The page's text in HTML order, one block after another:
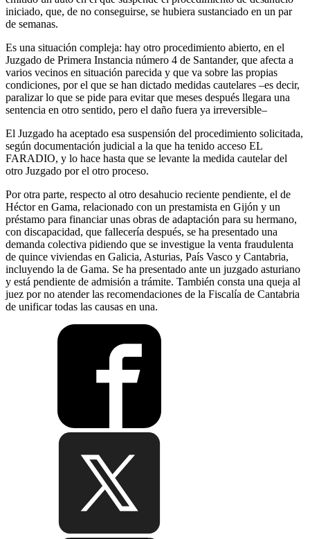
iniciado, que, de no conseguirse, se hubiera sustanciado en un par
de semanas.
Es una situación compleja: hay otro procedimiento abierto, en el
Juzgado de Primera Instancia número 4 de Santander, que afecta a
varios vecinos en situación parecida y que va sobre las propias
condiciones, por el que se han dictado medidas cautelares –es decir,
paralizar lo que se pide para evitar que meses después llegara una
sentencia en otro sentido, pero el daño fuera ya irreversible–
El Juzgado ha aceptado esa suspensión del procedimiento solicitada,
según documentación judicial a la que ha tenido acceso EL
FARADIO, y lo hace hasta que se levante la medida cautelar del
otro Juzgado por el otro proceso.
Por otra parte, respecto al otro desahucio reciente pendiente, el de
Héctor en Gama, relacionado con un prestamista en Gijón y un
préstamo para financiar unas obras de adaptación para su hermano,
con discapacidad, que fallecería después, se ha presentado una
demanda colectiva pidiendo que se investigue la venta fraudulenta
de quince viviendas en Galicia, Asturias, País Vasco y Cantabria,
incluyendo la de Gama. Se ha presentado ante un juzgado asturiano
y está pendiente de admisión a trámite. También consta una queja al
juez por no atender las recomendaciones de la Fiscalía de Cantabria
de unificar todas las causas en una.